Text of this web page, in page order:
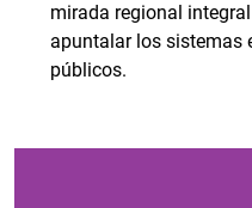
mirada regional
apuntalar los sistemas
públicos.